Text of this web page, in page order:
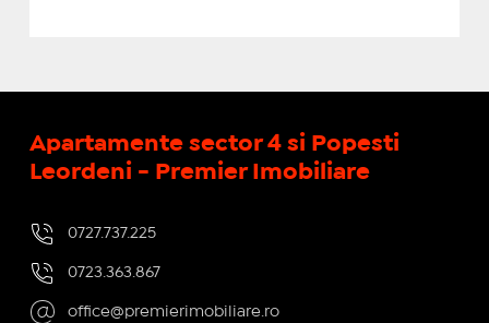
Apartamente sector 4 si Popesti
Leordeni - Premier Imobiliare
0727.737.225
0723.363.867
office@premierimobiliare.ro